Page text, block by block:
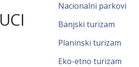
Nacionalni parkovi
Banjski turizam
Planinski turizam
Eko-etno turizam